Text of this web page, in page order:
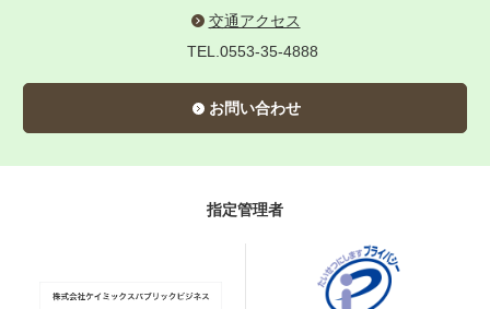
交通アクセス
TEL.0553-35-4888
お問い合わせ
指定管理者